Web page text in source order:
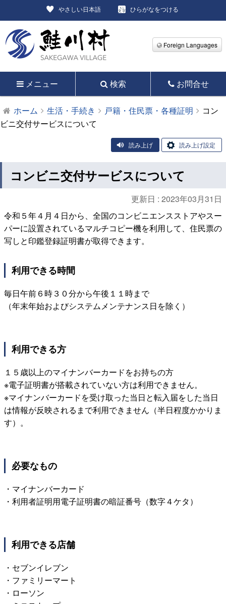
やさしい日本語 ひらがなをつける
Foreign Languages
メニュー 検索 お問合せ
ホーム 生活・手続き 戸籍・住民票・各種証明
コン
ビニ交付サービスについて
読み上げ 読み上げ設定
コンビニ交付サービスについて
更新日 : 2023年03月31日
令和５年４月４日から、全国のコンビニエンスストアやスー
パーに設置されているマルチコピー機を利用して、住民票の
写しと印鑑登録証明書が取得できます。
利用できる時間
毎日午前６時３０分から午後１１時まで
（年末年始およびシステムメンテナンス日を除く）
利用できる方
１５歳以上のマイナンバーカードをお持ちの方
※電子証明書が搭載されていない方は利用できません。
※マイナンバーカードを受け取った当日と転入届をした当日
は情報が反映されるまで利用できません（半日程度かかりま
す）。
必要なもの
・マイナンバーカード
・利用者証明用電子証明書の暗証番号（数字４ケタ）
利用できる店舗
・セブンイレブン
・ファミリーマート
・ローソン